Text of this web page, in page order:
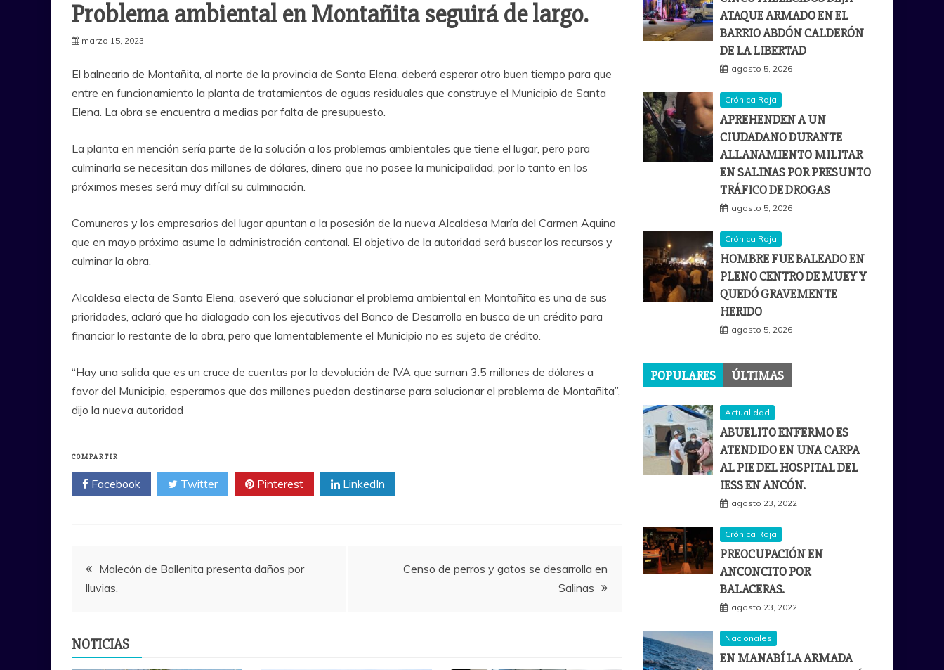
Problema ambiental en Montañita seguirá de largo.
marzo 15, 2023
El balneario de Montañita, al norte de la provincia de Santa Elena, deberá esperar otro buen tiempo para que
entre en funcionamiento la planta de tratamientos de aguas residuales que construye el Municipio de Santa
Elena. La obra se encuentra a medias por falta de presupuesto.
La planta en mención sería parte de la solución a los problemas ambientales que tiene el lugar, pero para
culminarla se necesitan dos millones de dólares, dinero que no posee la municipalidad, por lo tanto en los
próximos meses será muy difícil su culminación.
Comuneros y los empresarios del lugar apuntan a la posesión de la nueva Alcaldesa María del Carmen Aquino
que en mayo próximo asume la administración cantonal. El objetivo de la autoridad será buscar los recursos y
culminar la obra.
Alcaldesa electa de Santa Elena, aseveró que solucionar el problema ambiental en Montañita es una de sus
prioridades, aclaró que ha dialogado con los ejecutivos del Banco de Desarrollo en busca de un crédito para
financiar lo restante de la obra, pero que lamentablemente el Municipio no es sujeto de crédito.
“Hay una salida que es un cruce de cuentas por la devolución de IVA que suman 3.5 millones de dólares a
favor del Municipio, esperamos que dos millones puedan destinarse para solucionar el problema de Montañita”,
dijo la nueva autoridad
COMPARTIR
Facebook Twitter Pinterest LinkedIn
Navegación
de
entradas
Malecón de Ballenita presenta daños por
lluvias.
Censo de perros y gatos se desarrolla en
Salinas
NOTICIAS
ATAQUE ARMADO EN EL
BARRIO ABDÓN CALDERÓN
DE LA LIBERTAD
agosto 5, 2026
Crónica Roja
APREHENDEN A UN
CIUDADANO DURANTE
ALLANAMIENTO MILITAR
EN SALINAS POR PRESUNTO
TRÁFICO DE DROGAS
agosto 5, 2026
Crónica Roja
HOMBRE FUE BALEADO EN
PLENO CENTRO DE MUEY Y
QUEDÓ GRAVEMENTE
HERIDO
agosto 5, 2026
POPULARES ÚLTIMAS
Actualidad
ABUELITO ENFERMO ES
ATENDIDO EN UNA CARPA
AL PIE DEL HOSPITAL DEL
IESS EN ANCÓN.
agosto 23, 2022
Crónica Roja
PREOCUPACIÓN EN
ANCONCITO POR
BALACERAS.
agosto 23, 2022
Nacionales
EN MANABÍ LA ARMADA